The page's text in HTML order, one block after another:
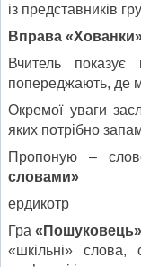
із представників
Вправа
Вчитель
попереджають, де
Окремої уваги
яких потрібно
Пропоную –
словами»
ердикотр
Гра«Пошуковець»
«шкільні» слова,